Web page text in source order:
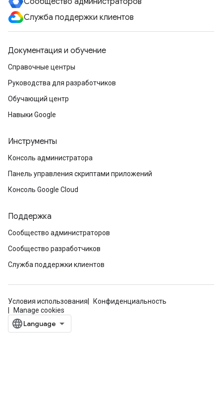
Служба поддержки клиентов
Документация и обучение
Справочные центры
Руководства для разработчиков
Обучающий центр
Навыки Google
Инструменты
Консоль администратора
Панель управления скриптами приложений
Консоль Google Cloud
Поддержка
Сообщество администраторов
Сообщество разработчиков
Служба поддержки клиентов
Условия использования
Конфиденциальность
Manage cookies